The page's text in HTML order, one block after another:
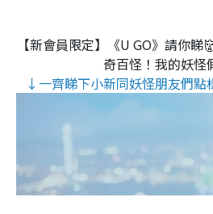
【新會員限定】《U GO》請你
奇百怪！我的妖怪
↓一齊睇下小新同妖怪朋友們點